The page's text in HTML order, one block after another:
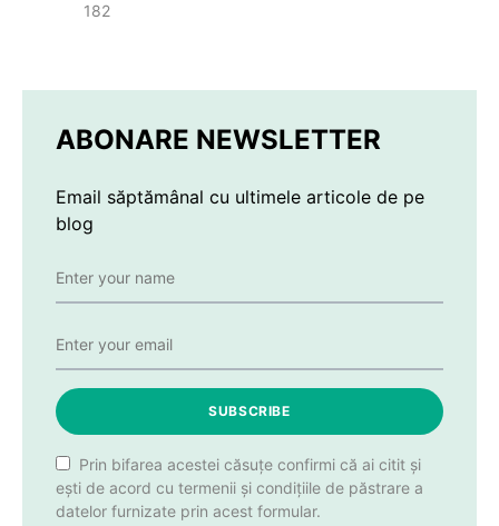
182
ABONARE NEWSLETTER
Email săptămânal cu ultimele articole de pe
blog
SUBSCRIBE
Prin bifarea acestei căsuțe confirmi că ai citit și
ești de acord cu termenii și condițiile de păstrare a
datelor furnizate prin acest formular.